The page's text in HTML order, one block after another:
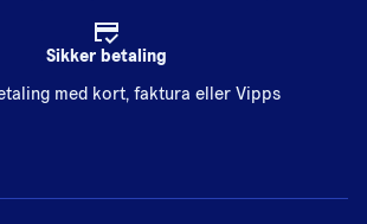
Sikker betaling
med kort, faktura eller Vipps